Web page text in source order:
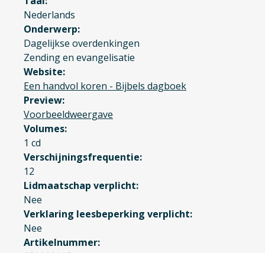
Nederlands
Onderwerp
Dagelijkse overdenkingen
Zending en evangelisatie
Website
Een handvol koren - Bijbels dagboek
Preview
Voorbeeldweergave
Volumes
1 cd
Verschijningsfrequentie
12
Lidmaatschap verplicht
Nee
Verklaring leesbeperking verplicht
Nee
Artikelnummer